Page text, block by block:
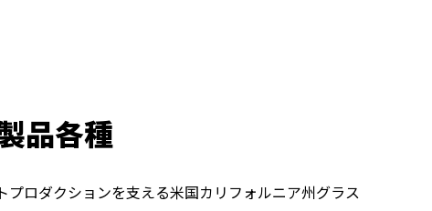
品各種
ロダクションを支える米国カリフォルニア州グラス